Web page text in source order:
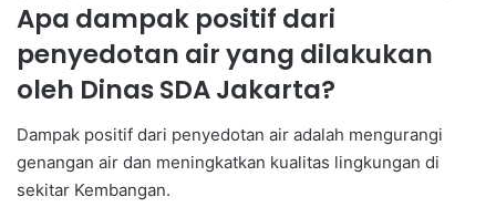
Apa dampak positif dari
penyedotan air yang dilakukan
oleh Dinas SDA Jakarta?
Dampak positif dari penyedotan air adalah mengurangi
genangan air dan meningkatkan kualitas lingkungan di
sekitar Kembangan.